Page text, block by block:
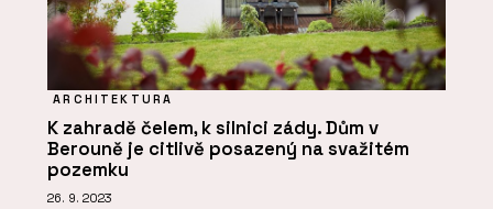
ARCHITEKTURA
K zahradě čelem, k silnici zády. Dům v
Berouně je citlivě posazený na svažitém
pozemku
26. 9. 2023